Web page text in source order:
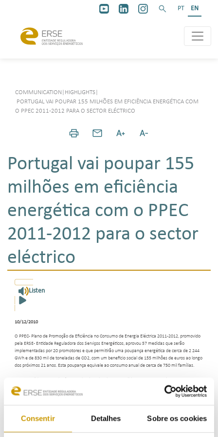
Consentir Detalhes Sobre os cookies
PT EN
COMMUNICATION HIGHLIGHTS
PORTUGAL VAI POUPAR 155 MILHÕES EM EFICIÊNCIA ENERGÉTICA COM
O PPEC 2011-2012 PARA O SECTOR ELÉCTRICO
Portugal vai poupar 155
milhões em eficiência
energética com o PPEC
2011-2012 para o sector
eléctrico
Listen
10/12/2010
O PPEC - Plano de Promoção da Eficiência no Consumo de Energia Eléctrica 2011-2012, promovido
pela ERSE - Entidade Reguladora dos Serviços Energéticos, aprovou 57 medidas que serão
implementadas por 20 promotores e que permitirão uma poupança energética de cerca de 2 244
GWh e de 830 mil de toneladas de CO2, com um benefício social de 155 milhões de euros ao longo
dos próximos 21 anos. Esta poupança equivale ao consumo anual de cerca de 750 mil famílias.
As 57 medidas aprovadas foram seleccionadas de 165 candidaturas apresentadas por 48
promotores e sujeitas a um concurso de selecção baseado em critérios técnico-económicos,
previamente definidos nas regras do plano de promoção da eficiência no consumo.
de gestão da procura baseadas em equipamentos de registo e medição de energia inteligentes
que, além de proverem directamente a poupança de energia, contribuem para o incremento da